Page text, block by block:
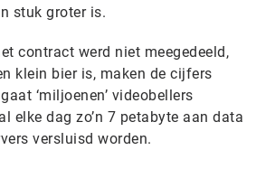
stuk groter is.
contract werd niet meegedeeld,
klein bier is, maken de cijfers
‘miljoenen’ videobellers
elke dag zo’n 7 petabyte aan data
versluisd worden.